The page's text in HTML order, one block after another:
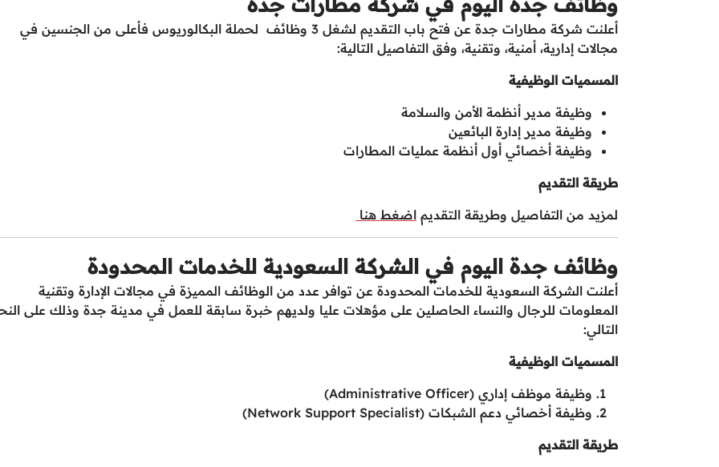
أعلنت شركة مطارات جدة عن فتح باب التقديم لشغل 3 وظائف لحملة البكالوريوس فأعلى من الجنسين في
مجالات إدارية، أمنية، وتقنية، وفق التفاصيل التالية:
المسميات الوظيفية
وظيفة مدير أنظمة الأمن والسلامة
وظيفة مدير إدارة البائعين
وظيفة أخصائي أول أنظمة عمليات المطارات
طريقة التقديم
لمزيد من التفاصيل وطريقة التقديم اضغط هنا
وظائف جدة اليوم في الشركة السعودية للخدمات المحدودة
أعلنت الشركة السعودية للخدمات المحدودة عن توافر عدد من الوظائف المميزة في مجالات الإدارة وتقنية
المعلومات للرجال والنساء الحاصلين على مؤهلات عليا ولديهم خبرة سابقة للعمل في مدينة جدة وذلك على
التالي:
المسميات الوظيفية
وظيفة موظف إداري (Administrative Officer)
وظيفة أخصائي دعم الشبكات (Network Support Specialist)
طريقة التقديم